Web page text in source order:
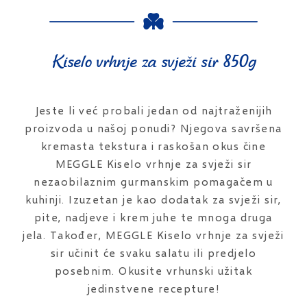
Kiselo vrhnje za svježi sir 850g
Jeste li već probali jedan od najtraženijih
proizvoda u našoj ponudi? Njegova savršena
kremasta tekstura i raskošan okus čine
MEGGLE Kiselo vrhnje za svježi sir
nezaobilaznim gurmanskim pomagačem u
kuhinji. Izuzetan je kao dodatak za svježi sir,
pite, nadjeve i krem juhe te mnoga druga
jela. Također, MEGGLE Kiselo vrhnje za svježi
sir učinit će svaku salatu ili predjelo
posebnim. Okusite vrhunski užitak
jedinstvene recepture!